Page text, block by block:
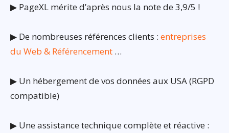
▶ PageXL mérite d’après nous la note de 3,9/5 !
▶ De nombreuses références clients : entreprises
du Web & Référencement …
▶ Un hébergement de vos données aux USA (RGPD
compatible)
▶ Une assistance technique complète et réactive :